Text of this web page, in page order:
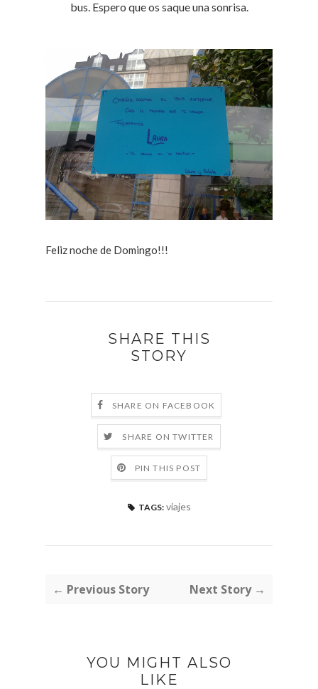
bus. Espero que os saque una sonrisa.
Feliz noche de Domingo!!!
SHARE THIS
STORY
SHARE ON FACEBOOK
SHARE ON TWITTER
PIN THIS POST
TAGS: viajes
← Previous Story Next Story →
YOU MIGHT ALSO
LIKE